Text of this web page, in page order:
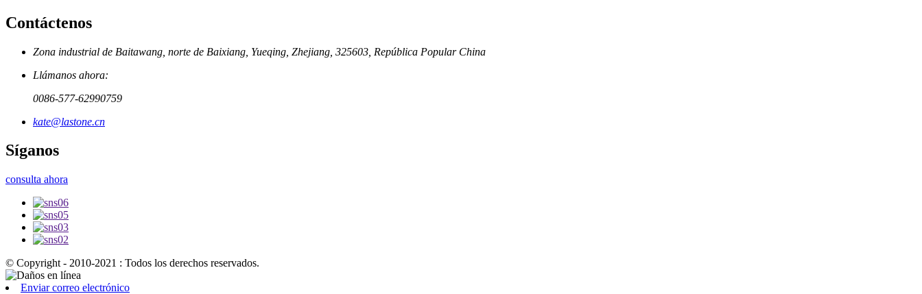
Contáctenos
Zona industrial de Baitawang, norte de Baixiang, Yueqing, Zhejiang, 325603, República Popular China
Llámanos ahora:
0086-577-62990759
kate@lastone.cn
Síganos
consulta ahora
© Copyright - 2010-2021 : Todos los derechos reservados.
Enviar correo electrónico